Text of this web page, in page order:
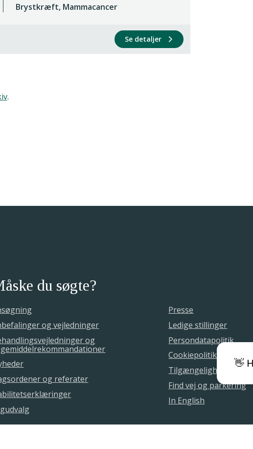
Brystkræft, Mammacancer
Se detaljer
.
du søgte?
og vejledninger
og
og referater
Presse
Ledige stillinger
Persondatapolitik
Cookiepolitik
Find vej og parkering
In English
👋